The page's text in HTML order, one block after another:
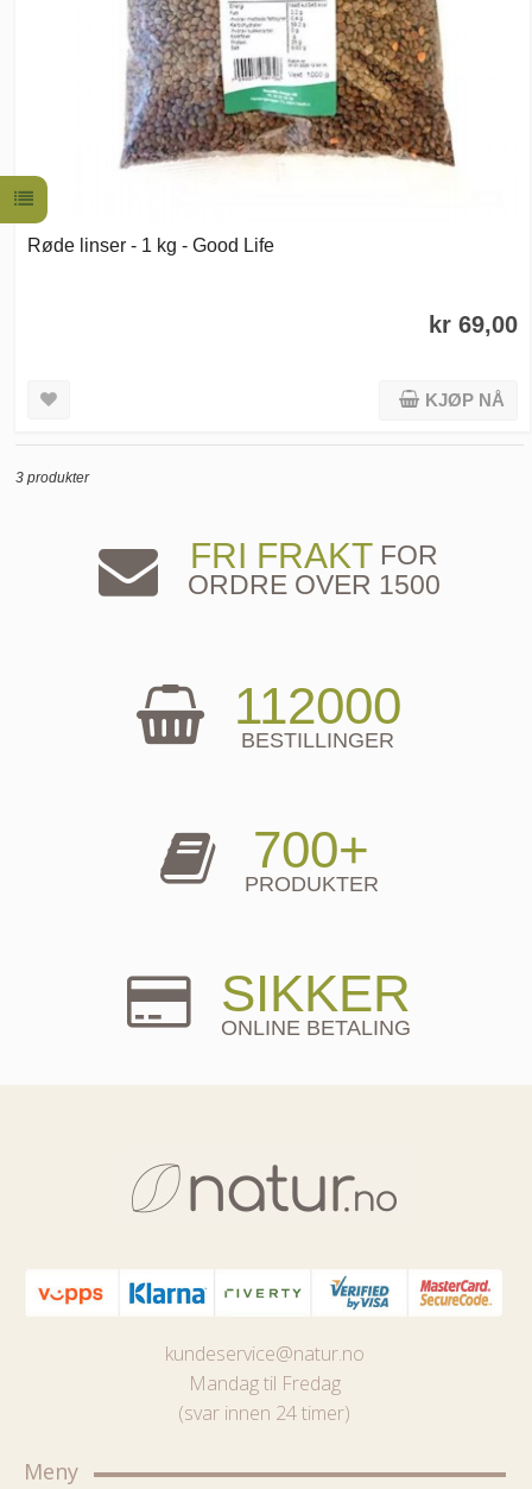
Røde linser - 1 kg - Good Life
kr 69,00
KJØP NÅ
3 produkter
FRI FRAKTFOR
ORDRE OVER 1500
112000
BESTILLINGER
700+
PRODUKTER
SIKKER
ONLINE BETALING
kundeservice@natur.no
Mandag til Fredag
(svar innen 24 timer)
Meny